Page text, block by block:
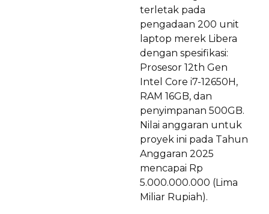
terletak pada
pengadaan 200 unit
laptop merek Libera
dengan spesifikasi:
Prosesor 12th Gen
Intel Core i7-12650H,
RAM 16GB, dan
penyimpanan 500GB.
Nilai anggaran untuk
proyek ini pada Tahun
Anggaran 2025
mencapai Rp
5.000.000.000 (Lima
Miliar Rupiah).